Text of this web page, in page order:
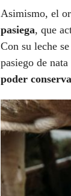
Asimismo, el
pasiega, que
Con su leche
pasiego de
poder